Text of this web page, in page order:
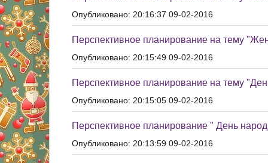
Опубликовано: 20:16:37 09-02-2016
Перспективное планирование на тему
Опубликовано: 20:15:49 09-02-2016
Перспективное планирование на тему
Опубликовано: 20:15:05 09-02-2016
Перспективное планирование " День
Опубликовано: 20:13:59 09-02-2016